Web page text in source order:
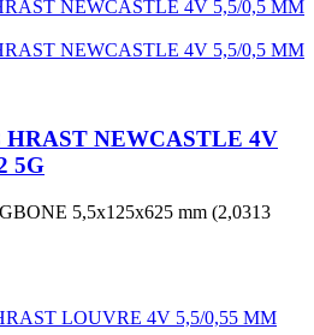
HRAST NEWCASTLE 4V
5G
5,5x125x625 mm (2,0313